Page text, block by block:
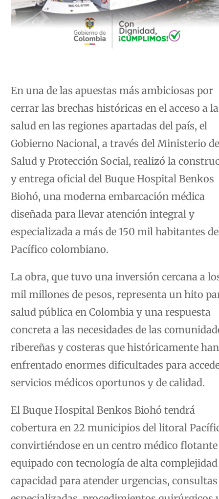
En una de las apuestas más ambiciosas por
cerrar las brechas históricas en el acceso a la
salud en las regiones apartadas del país, el
Gobierno Nacional, a través del Ministerio de
Salud y Protección Social , realizó la
y entrega oficial del Buque Hospital Benkos
Biohó, una moderna embarcación médica
diseñada para llevar atención integral y
especializada a más de 150 mil habitantes
Pacífico colombiano.
La obra, que tuvo una inversión cercana a
mil millones de pesos, representa un hito
salud pública en Colombia y una respuesta
concreta a las necesidades de las
ribereñas y costeras que históricamente han
enfrentado enormes dificultades para
servicios médicos oportunos y de calidad.
El Buque Hospital Benkos Biohó tendrá
cobertura en 22 municipios del litoral
convirtiéndose en un centro médico flotante
equipado con tecnología de alta
capacidad para atender urgencias, consultas
especializadas, procedimientos quirúrgicos